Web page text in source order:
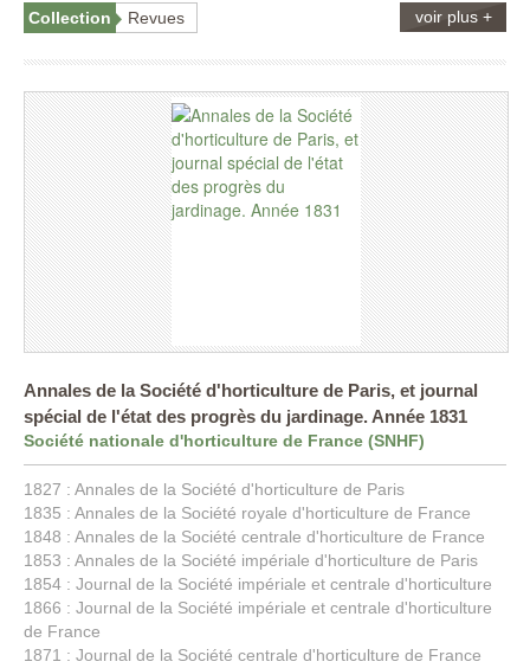
Collection Revues voir plus +
Annales de la Société d'horticulture de Paris, et journal
spécial de l'état des progrès du jardinage. Année 1831
Société nationale d'horticulture de France (SNHF)
1827 : Annales de la Société d'horticulture de Paris
1835 : Annales de la Société royale d'horticulture de France
1848 : Annales de la Société centrale d'horticulture de France
1853 : Annales de la Société impériale d'horticulture de Paris
1854 : Journal de la Société impériale et centrale d'horticulture
1866 : Journal de la Société impériale et centrale d'horticulture
de France
1871 : Journal de la Société centrale d'horticulture de France